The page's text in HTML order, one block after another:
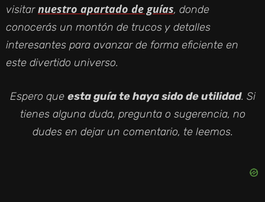
visitarnuestro apartado de guías, donde
conocerás un montón de trucos y detalles
interesantes para avanzar de forma eficiente en
este divertido universo.
Espero que esta guía te haya sido de utilidad. Si
tienes alguna duda, pregunta o sugerencia, no
dudes en dejar un comentario, te leemos.